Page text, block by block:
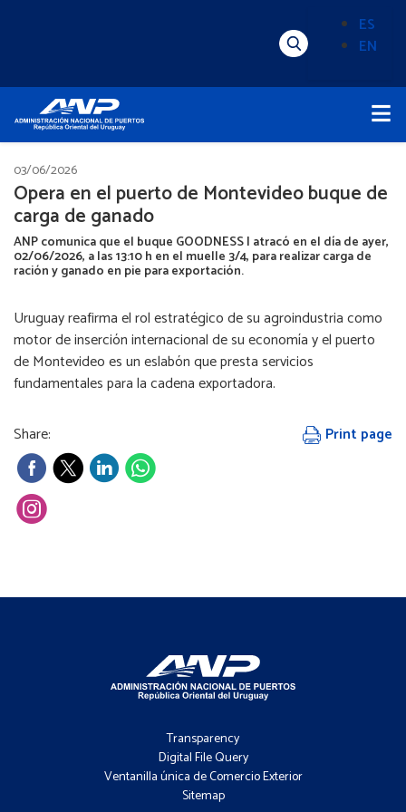
idioma
(Content)
ES
EN
Menú
Principal
03/06/2026
Opera en el puerto de Montevideo buque de
carga de ganado
ANP comunica que el buque GOODNESS I atracó en el día de ayer,
02/06/2026, a las 13:10 h en el muelle 3/4, para realizar carga de
ración y ganado en pie para exportación.
Uruguay reafirma el rol estratégico de su agroindustria como
motor de inserción internacional de su economía y el puerto
de Montevideo es un eslabón que presta servicios
fundamentales para la cadena exportadora.
Share: Print page
-
Menú
Transparency
Digital File Query
Ventanilla única de Comercio Exterior
Sitemap